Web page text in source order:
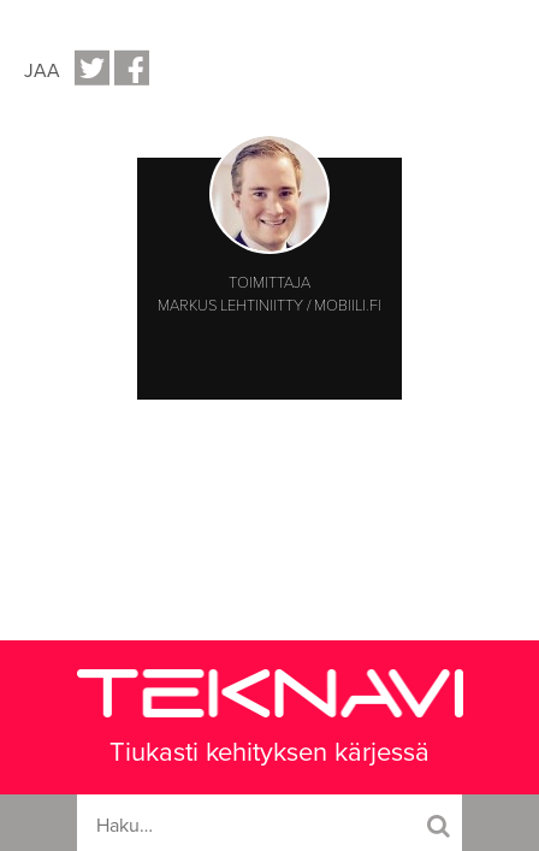
JAA
TOIMITTAJA
MARKUS LEHTINIITTY / MOBIILI.FI
Tiukasti kehityksen kärjessä